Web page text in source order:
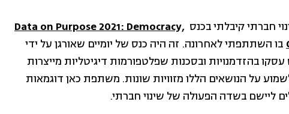
חברתי קיבלתי בכנס Data on Purpose 2021: Democracy,
בו השתתפתי לאחרונה. זה היה כנס של יומיים שאורגן על ידי
עסקו בהזדמנויות ובסכנות שפלטפורמות דיגיטליות מייצרות
על הנושאים הללו מזוויות שונות. משתפת כאן דוגמאות
ליישם בשדה הפעולה של שינוי חברתי.